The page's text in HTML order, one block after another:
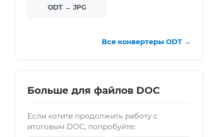
ODT → JPG
Все конвертеры ODT →
Больше для файлов DOC
Если хотите продолжить работу с
итоговым DOC, попробуйте: